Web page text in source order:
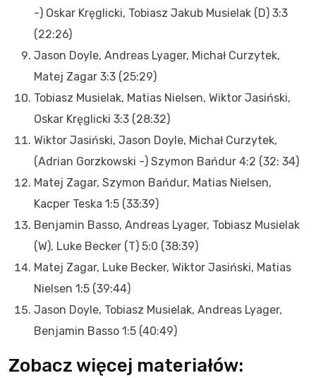
-) Oskar Kręglicki, Tobiasz Jakub Musielak (D) 3:3
(22:26)
Jason Doyle, Andreas Lyager, Michał Curzytek,
Matej Zagar 3:3 (25:29)
Tobiasz Musielak, Matias Nielsen, Wiktor Jasiński,
Oskar Kręglicki 3:3 (28:32)
Wiktor Jasiński, Jason Doyle, Michał Curzytek,
(Adrian Gorzkowski -) Szymon Bańdur 4:2 (32: 34)
Matej Zagar, Szymon Bańdur, Matias Nielsen,
Kacper Teska 1:5 (33:39)
Benjamin Basso, Andreas Lyager, Tobiasz Musielak
(W), Luke Becker (T) 5:0 (38:39)
Matej Zagar, Luke Becker, Wiktor Jasiński, Matias
Nielsen 1:5 (39:44)
Jason Doyle, Tobiasz Musielak, Andreas Lyager,
Benjamin Basso 1:5 (40:49)
Zobacz więcej materiałów: